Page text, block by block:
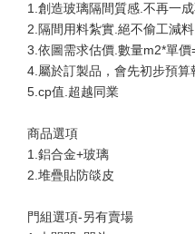
1.創造玻璃隔間質感.不再一
2.隔間用料紮實.絕不偷工減料.
3.依圖需求估價.數量m2*單價
4.屬於訂製品，會先初步預
5.cp值.超越同業
商品選項
1.鋁合金+玻璃
2.堆疊貼防燄皮
門組選項-另有賣場